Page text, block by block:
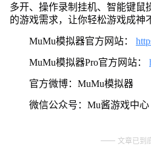
多开、操作录制挂机、智能键鼠
的游戏需求，让你轻松游戏成神
MuMu模拟器官方网站：
MuMu模拟器Pro官方网站：
官方微博：MuMu模拟器
微信公众号：Mu酱游戏中心
文章已到